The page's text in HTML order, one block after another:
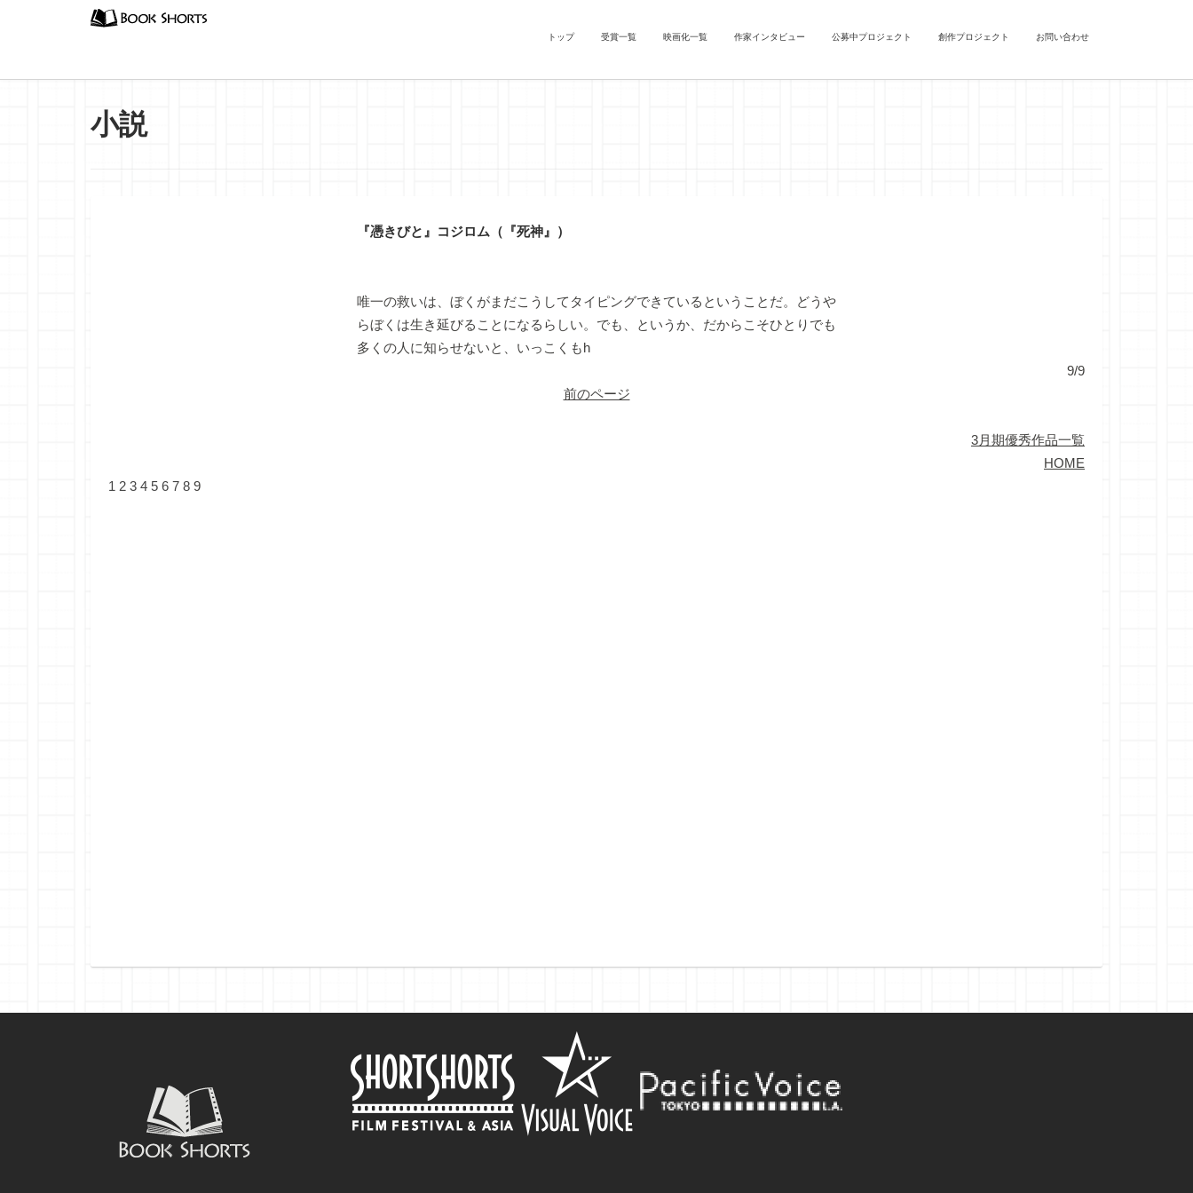
トップ 受賞一覧 映画化一覧 作家インタビュー 公募中プロジェクト 創作プロジェクト お問い合わせ
小説
『憑きびと』コジロム（『死神』）
唯一の救いは、ぼくがまだこうしてタイピングできているということだ。どうや
らぼくは生き延びることになるらしい。でも、というか、だからこそひとりでも
多くの人に知らせないと、いっこくもh
9/9
前のページ
3月期優秀作品一覧
HOME
1 2 3 4 5 6 7 8 9